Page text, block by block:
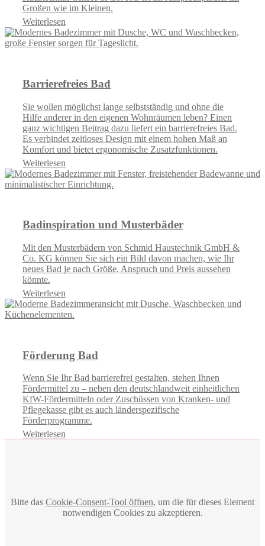
Großen wie im Kleinen.
Weiterlesen
Barrierefreies Bad
Sie wollen möglichst lange selbstständig und ohne die
Hilfe anderer in den eigenen Wohnräumen leben? Einen
ganz wichtigen Beitrag dazu liefert ein barrierefreies Bad.
Es verbindet zeitloses Design mit einem hohen Maß an
Komfort und bietet ergonomische Zusatzfunktionen.
Weiterlesen
Badinspiration und Musterbäder
Mit den Musterbädern von Schmid Haustechnik GmbH &
Co. KG können Sie sich ein Bild davon machen, wie Ihr
neues Bad je nach Größe, Anspruch und Preis aussehen
könnte.
Weiterlesen
Förderung Bad
Wenn Sie Ihr Bad barrierefrei gestalten, stehen Ihnen
Fördermittel zu – neben den deutschlandweit einheitlichen
KfW-Fördermitteln oder Zuschüssen von Kranken- und
Pflegekasse gibt es auch länderspezifische
Förderprogramme.
Weiterlesen
Bitte das Cookie-Consent-Tool öffnen, um die für dieses Element
notwendigen Cookies zu akzeptieren.